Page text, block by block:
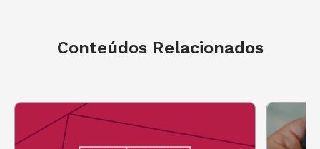
Conteúdos Relacionados